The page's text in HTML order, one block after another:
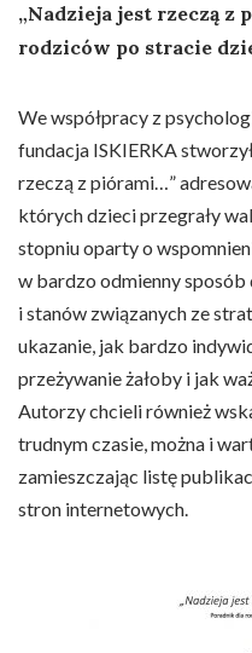
„Nadzieja jest rzeczą
rodziców po stracie
We współpracy z
fundacja ISKIERKA
rzeczą z piórami…”
których dzieci przegrały
stopniu oparty o
w bardzo odmienny
i stanów związanych ze
ukazanie, jak bardzo
przeżywanie żałoby i jak
Autorzy chcieli również
trudnym czasie, można i
zamieszczając listę
stron internetowych.